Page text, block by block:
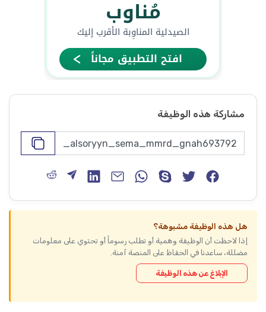
مشاركة هذه الوظيفة
هل هذه الوظيفة مشبوهة؟
إذا لاحظت أن الوظيفة وهمية أو تطلب رسوماً أو تحتوي على معلومات
مضللة، ساعدنا في الحفاظ على المنصة آمنة.
الإبلاغ عن هذه الوظيفة